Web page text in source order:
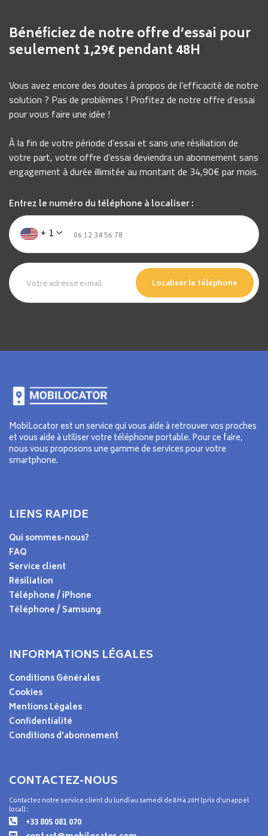
Bénéficiez de notre offre d’essai pour
seulement 1,29€ pendant 48H
Vous avez encore des doutes à propos de l’efficacité de notre
solution ? Pas de problèmes ! Profitez de notre offre d’essai
pour vous faire une idée !
À la fin de votre période d’essai et sans une résiliation de
votre part, votre offre d’essai deviendra un abonnement sans
engagement à durée illimitée au montant de 34,90€ par mois.
Entrez le numéro du téléphone à localiser :
+ 1
MobiLocator est un service qui vous aide à retrouver vos proches
et vous aide à utiliser votre téléphone portable. Pour ce faire,
nous vous proposons une gamme de services pour votre
smartphone.
LIENS RAPIDE
Qui sommes-nous?
FAQ
Service client
Résiliation
Téléphone / iPhone
Téléphone / Samsung
INFORMATIONS LÉGALES
Conditions Générales
Cookies
Mentions Légales
Confidentialité
Conditions d'abonnement
CONTACTEZ-NOUS
Contactez notre service client du lundi au samedi de 8H à 20H (prix d'un appel
local) :
+33 805 081 070